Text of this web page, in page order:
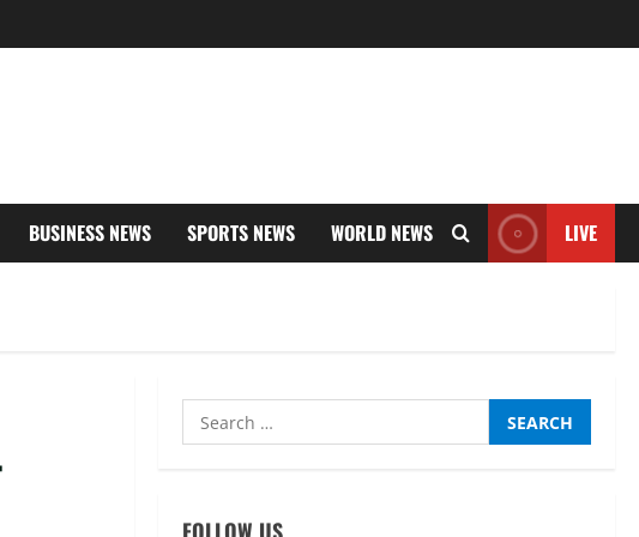
BUSINESS NEWS SPORTS NEWS WORLD NEWS LIVE
Search
for: